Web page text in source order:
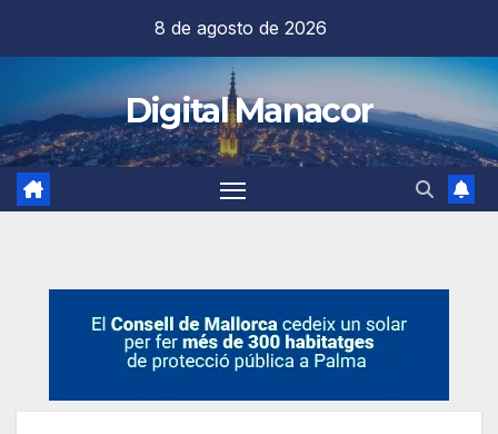
contenido
8 de agosto de 2026
Digital Manacor